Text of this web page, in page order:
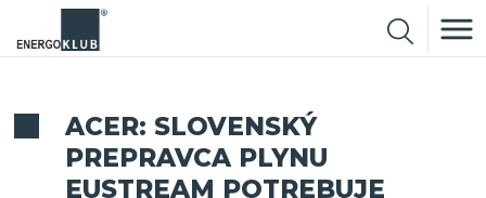
ACER: SLOVENSKÝ
PREPRAVCA PLYNU
EUSTREAM POTREBUJE